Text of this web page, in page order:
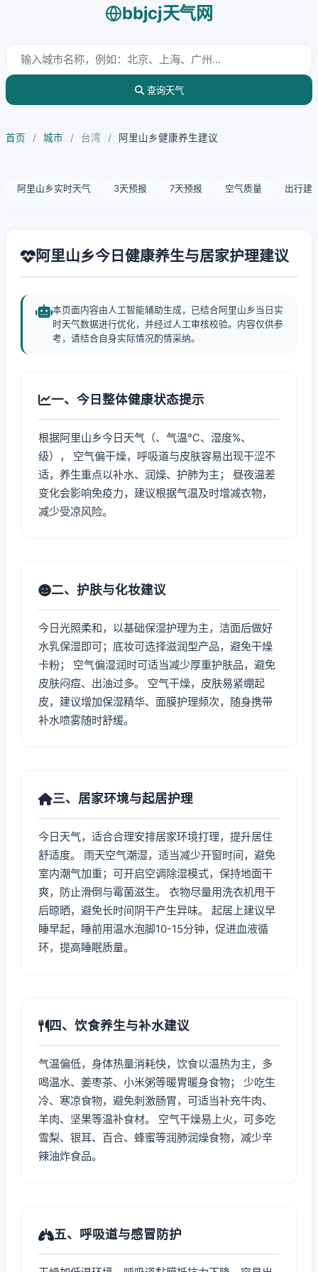
bbjcj天气网
查询天气
首页 / 城市 / 台湾 / 阿里山乡健康养生建议
阿里山乡实时天气 3天预报 7天预报 空气质量 出行建
阿里山乡今日健康养生与居家护理建议
本页面内容由人工智能辅助生成，已结合阿里山乡当日实
时天气数据进行优化，并经过人工审核校验。内容仅供参
考，请结合自身实际情况酌情采纳。
一、今日整体健康状态提示
根据阿里山乡今日天气（、气温℃、湿度%、
级）， 空气偏干燥，呼吸道与皮肤容易出现干涩不
适，养生重点以补水、润燥、护肺为主； 昼夜温差
变化会影响免疫力，建议根据气温及时增减衣物，
减少受凉风险。
二、护肤与化妆建议
今日光照柔和，以基础保湿护理为主，洁面后做好
水乳保湿即可；底妆可选择滋润型产品，避免干燥
卡粉； 空气偏湿润时可适当减少厚重护肤品，避免
皮肤闷痘、出油过多。 空气干燥，皮肤易紧绷起
皮，建议增加保湿精华、面膜护理频次，随身携带
补水喷雾随时舒缓。
三、居家环境与起居护理
今日天气，适合合理安排居家环境打理，提升居住
舒适度。 雨天空气潮湿，适当减少开窗时间，避免
室内潮气加重；可开启空调除湿模式，保持地面干
爽，防止滑倒与霉菌滋生。 衣物尽量用洗衣机甩干
后晾晒，避免长时间阴干产生异味。 起居上建议早
睡早起，睡前用温水泡脚10-15分钟，促进血液循
环，提高睡眠质量。
四、饮食养生与补水建议
气温偏低，身体热量消耗快，饮食以温热为主，多
喝温水、姜枣茶、小米粥等暖胃暖身食物； 少吃生
冷、寒凉食物，避免刺激肠胃，可适当补充牛肉、
羊肉、坚果等温补食材。 空气干燥易上火，可多吃
雪梨、银耳、百合、蜂蜜等润肺润燥食物，减少辛
辣油炸食品。
五、呼吸道与感冒防护